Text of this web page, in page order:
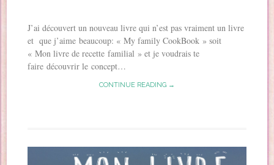
J’ai découvert un nouveau livre qui n’est pas vraiment un livre
et que j’aime beaucoup: « My family CookBook » soit
« Mon livre de recette familial » et je voudrais te
faire découvrir le concept…
CONTINUE READING →